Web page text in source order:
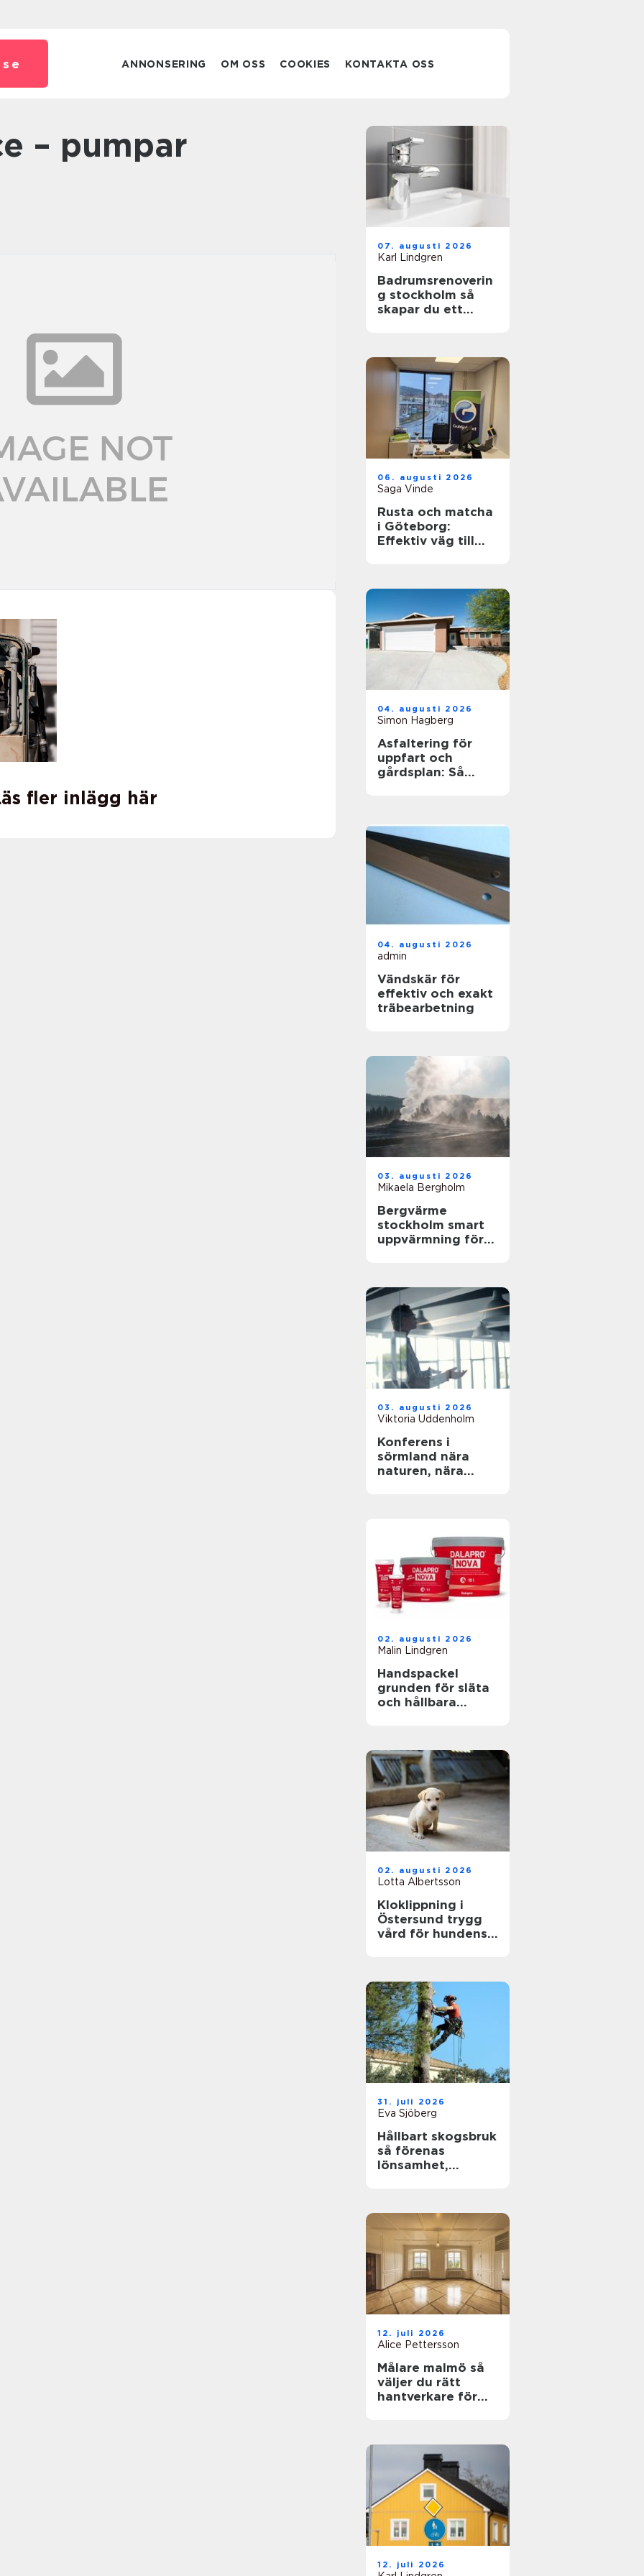
se ANNONSERING OM OSS COOKIES KONTAKTA OSS
fler inlägg här
07. augusti 2026
Karl Lindgren
Badrumsrenoverin
g stockholm så
skapar du ett
06. augusti 2026
Saga Vinde
Rusta och matcha
i Göteborg:
Effektiv väg till
04. augusti 2026
Simon Hagberg
Asfaltering för
uppfart och
gårdsplan: Så
04. augusti 2026
admin
Vändskär för
effektiv och exakt
träbearbetning
03. augusti 2026
Mikaela Bergholm
Bergvärme
stockholm smart
uppvärmning för
03. augusti 2026
Viktoria Uddenholm
Konferens i
sörmland nära
naturen, nära
02. augusti 2026
Malin Lindgren
Handspackel
grunden för släta
och hållbara
02. augusti 2026
Lotta Albertsson
Kloklippning i
Östersund trygg
vård för hundens
31. juli 2026
Eva Sjöberg
Hållbart skogsbruk
så förenas
lönsamhet,
12. juli 2026
Alice Pettersson
Målare malmö så
väljer du rätt
hantverkare för
12. juli 2026